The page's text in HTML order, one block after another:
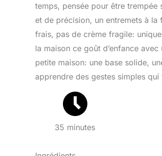
temps, pensée pour être trempée
et de précision, un entremets à
frais, pas de crème fragile:
la maison ce goût d’enfance
petite maison: une base solide,
apprendre des gestes simples
35 minutes